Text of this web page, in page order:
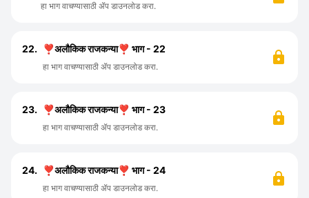
हा भाग वाचण्यासाठी ॲप डाउनलोड करा.
22. ❣️अलौकिक राजकन्या❣️ भाग - 22
हा भाग वाचण्यासाठी ॲप डाउनलोड करा.
23. ❣️अलौकिक राजकन्या❣️ भाग - 23
हा भाग वाचण्यासाठी ॲप डाउनलोड करा.
24. ❣️अलौकिक राजकन्या❣️ भाग - 24
हा भाग वाचण्यासाठी ॲप डाउनलोड करा.